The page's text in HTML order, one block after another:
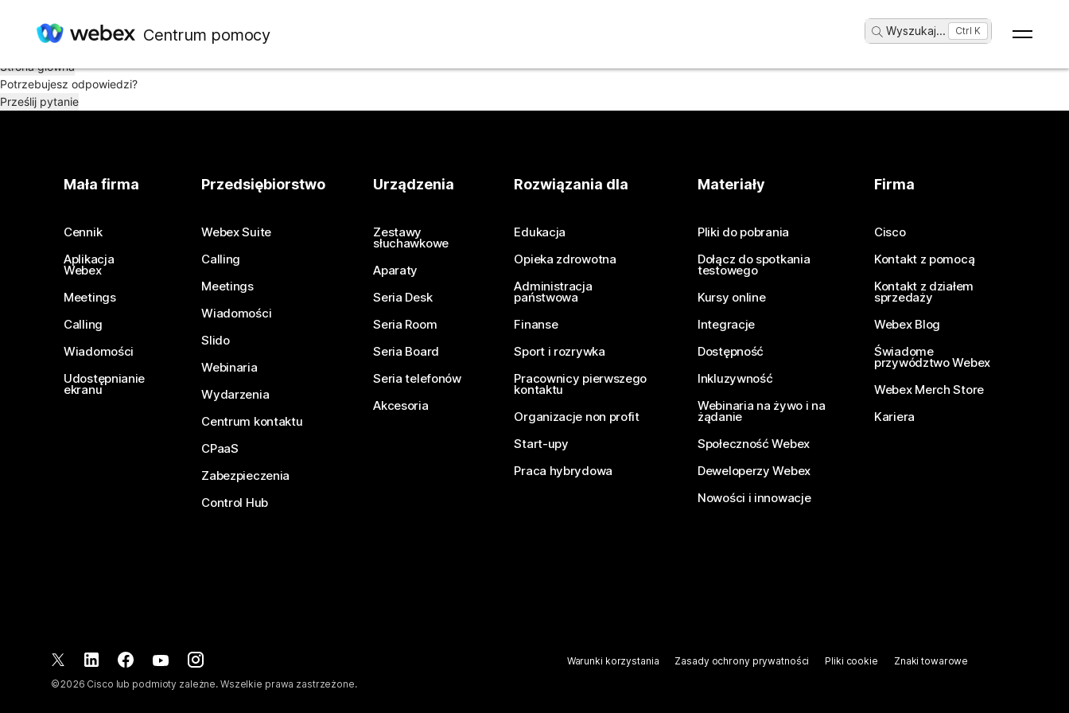
Centrum pomocy Wyszukaj... Ctrl K
Sprawdź na stronie głównej lub wyszukaj ponownie.
Strona główna
Potrzebujesz odpowiedzi?
Prześlij pytanie
Mała firma
Cennik
Aplikacja
Webex
Meetings
Calling
Wiadomości
Udostępnianie
ekranu
Przedsiębiorstwo
Webex Suite
Calling
Meetings
Wiadomości
Slido
Webinaria
Wydarzenia
Centrum kontaktu
CPaaS
Zabezpieczenia
Control Hub
Urządzenia
Zestawy
słuchawkowe
Aparaty
Seria Desk
Seria Room
Seria Board
Seria telefonów
Akcesoria
Rozwiązania dla
Edukacja
Opieka zdrowotna
Administracja
państwowa
Finanse
Sport i rozrywka
Pracownicy pierwszego
kontaktu
Organizacje non profit
Start-upy
Praca hybrydowa
Materiały
Pliki do pobrania
Dołącz do spotkania
testowego
Kursy online
Integracje
Dostępność
Inkluzywność
Webinaria na żywo i na
żądanie
Społeczność Webex
Deweloperzy Webex
Nowości i innowacje
Firma
Cisco
Kontakt z pomocą
Kontakt z działem
sprzedaży
Webex Blog
Świadome
przywództwo Webex
Webex Merch Store
Kariera
©2026 Cisco lub podmioty zależne. Wszelkie prawa zastrzeżone.
Warunki korzystania Zasady ochrony prywatności Pliki cookie Znaki towarowe